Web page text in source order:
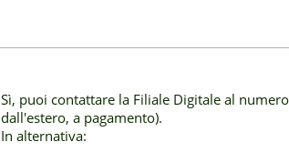
Sì, puoi contattare la Filiale Digitale al
dall'estero, a pagamento).
In alternativa: